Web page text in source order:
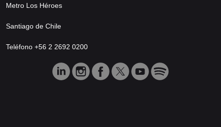
Metro Los Héroes
Santiago de Chile
Teléfono +56 2 2692 0200